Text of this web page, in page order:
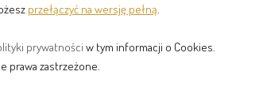
przełączyć na wersję pełną
prywatności w tym informacji o Cookies.
prawa zastrzeżone.